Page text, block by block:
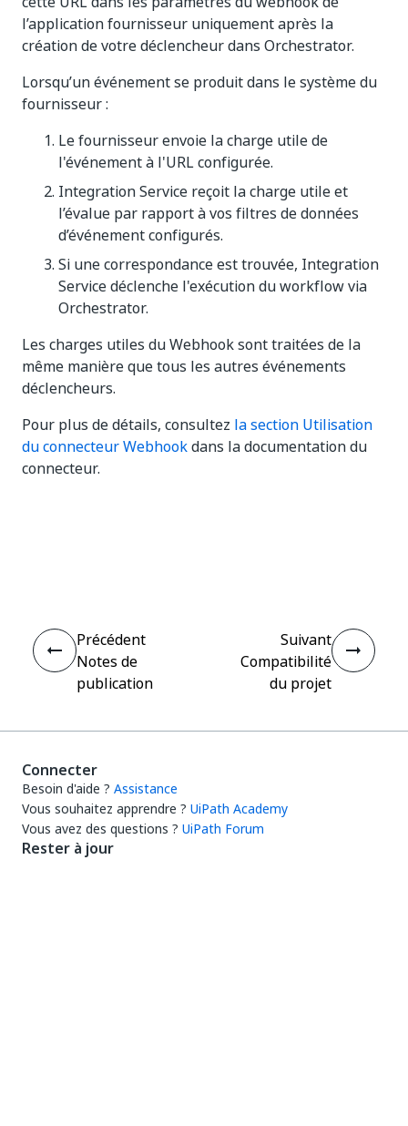
l’application fournisseur uniquement après la
création de votre déclencheur dans Orchestrator.
Lorsqu’un événement se produit dans le système du
fournisseur :
Le fournisseur envoie la charge utile de
l'événement à l'URL configurée.
Integration Service reçoit la charge utile et
l’évalue par rapport à vos filtres de données
d’événement configurés.
Si une correspondance est trouvée, Integration
Service déclenche l'exécution du workflow via
Orchestrator.
Les charges utiles du Webhook sont traitées de la
même manière que tous les autres événements
déclencheurs.
Pour plus de détails, consultez la section Utilisation
du connecteur Webhookdans la documentation du
connecteur.
Précédent
Notes de
publication
Suivant
Compatibilité
du projet
Connecter
Besoin d'aide ? Assistance
Vous souhaitez apprendre ? UiPath Academy
Vous avez des questions ? UiPath Forum
Rester à jour